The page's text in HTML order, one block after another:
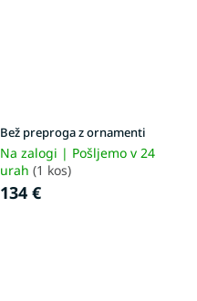
Bež preproga z ornamenti
Na zalogi | Pošljemo v 24
urah (1 kos)
134 €